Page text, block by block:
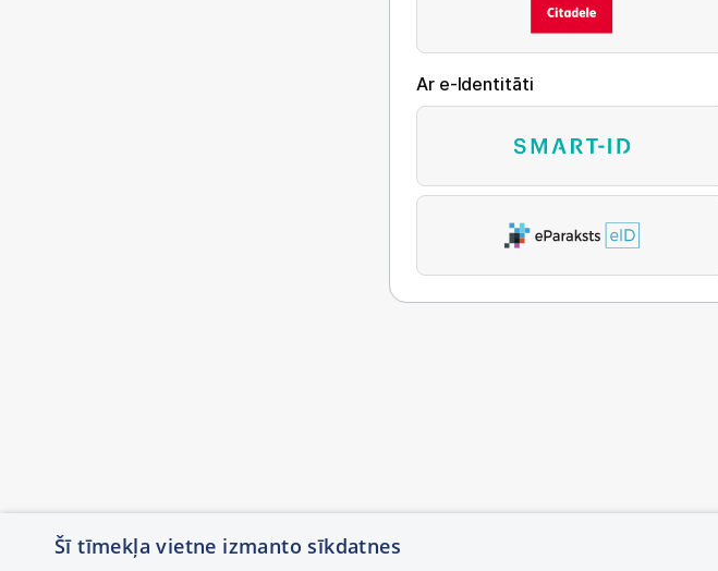
Ar e-Identitāti
Šī tīmekļa vietne izmanto sīkdatnes